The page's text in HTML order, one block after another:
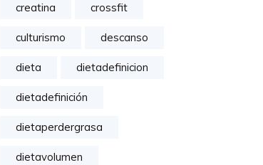
creatina crossfit
culturismo descanso
dieta dietadefinicion
dietadefinición
dietaperdergrasa
dietavolumen